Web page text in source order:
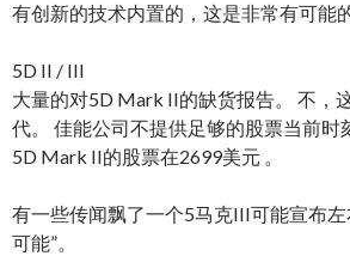
有创新的技术内置的，这是非常有可能的
5D II / III
大量的对5D Mark II的缺货报告。 不，
代。 佳能公司不提供足够的股票当前时
5D Mark II的股票在2699美元 。
有一些传闻飘了一个5马克III可能宣布左
可能”。